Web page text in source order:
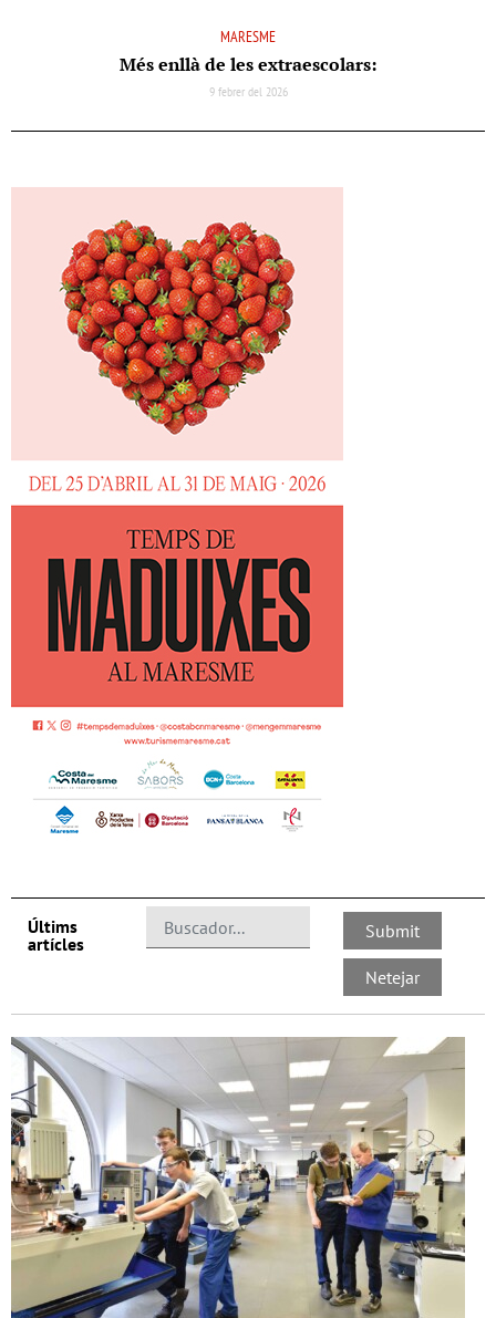
MARESME
Més enllà de les extraescolars:
9 febrer del 2026
Últims
artícles